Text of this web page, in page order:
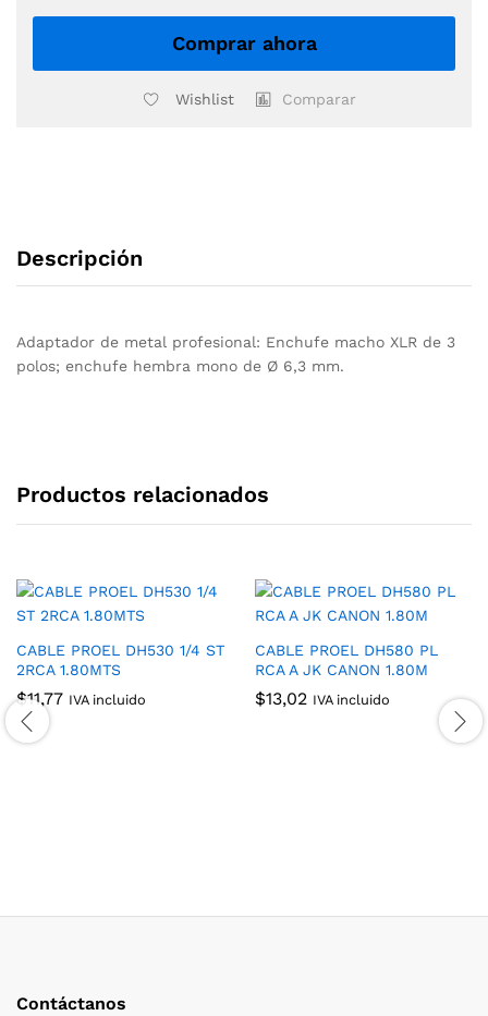
macho
Comprar ahora
Wishlist Comparar
Descripción
Adaptador de metal profesional: Enchufe macho XLR de 3
polos; enchufe hembra mono de Ø 6,3 mm.
Productos relacionados
CABLE PROEL DH530 1/4 ST
2RCA 1.80MTS
$11,77 IVA incluido
CABLE PROEL DH580 PL
RCA A JK CANON 1.80M
$13,02 IVA incluido
Contáctanos